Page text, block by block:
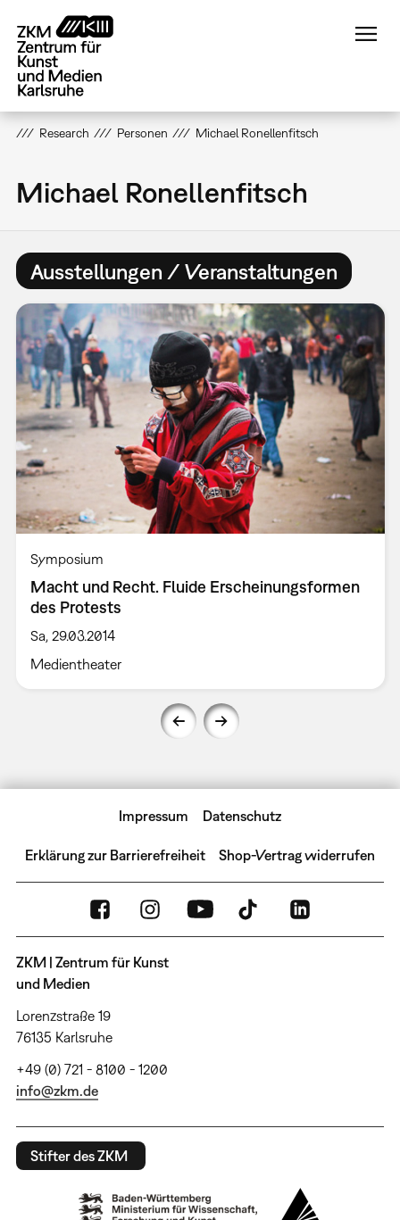
zum
Inhalt
Research Personen Michael Ronellenfitsch
Michael Ronellenfitsch
Ausstellungen / Veranstaltungen
Symposium
Macht und Recht. Fluide Erscheinungsformen
des Protests
Sa, 29.03.2014
Medientheater
Impressum Datenschutz
Erklärung zur Barrierefreiheit Shop-Vertrag widerrufen
ZKM | Zentrum für Kunst
und Medien
Lorenzstraße 19
76135 Karlsruhe
+49 (0) 721 - 8100 - 1200
info@zkm.de
Stifter des ZKM